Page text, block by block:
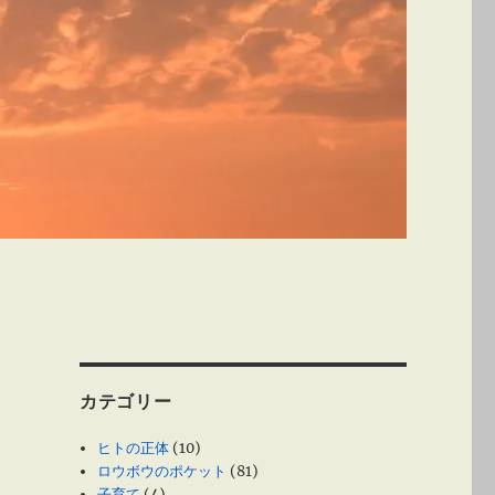
カテゴリー
ヒトの正体 (10)
ロウボウのポケット (81)